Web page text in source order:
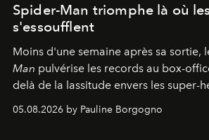
Spider-Man triomphe là où
s'essoufflent
Moins d'une semaine après sa sortie,
Man pulvérise les records au box-
delà de la lassitude envers les super-
personnages continuent de susciter
05.08.2026 by Pauline Borgogno